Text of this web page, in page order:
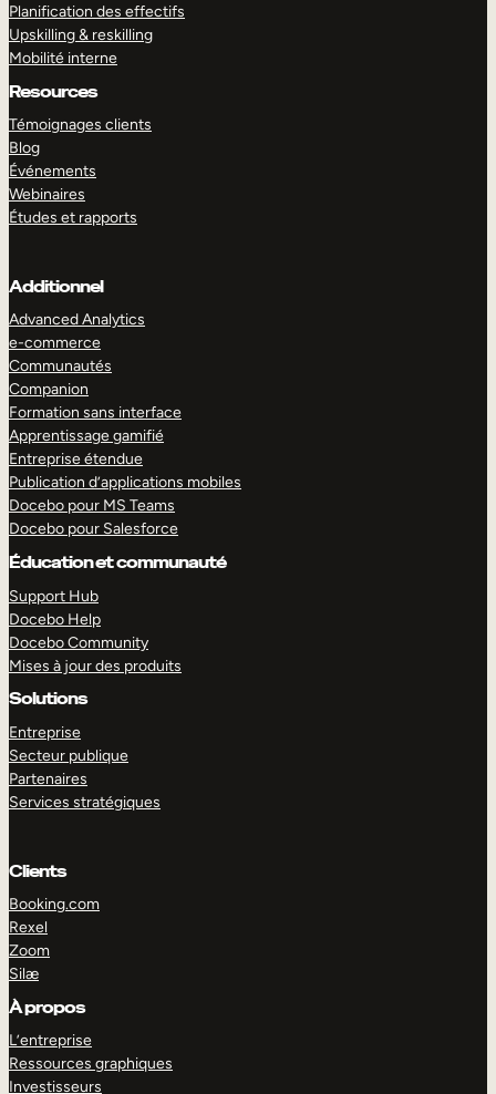
Planification des effectifs
Upskilling & reskilling
Mobilité interne
Resources
Témoignages clients
Blog
Événements
Webinaires
Études et rapports
Additionnel
Advanced Analytics
e-commerce
Communautés
Companion
Formation sans interface
Apprentissage gamifié
Entreprise étendue
Publication d’applications mobiles
Docebo pour MS Teams
Docebo pour Salesforce
Éducation et communauté
Support Hub
Docebo Help
Docebo Community
Mises à jour des produits
Solutions
Entreprise
Secteur publique
Partenaires
Services stratégiques
Clients
Booking.com
Rexel
Zoom
Silæ
À propos
L’entreprise
Ressources graphiques
Investisseurs